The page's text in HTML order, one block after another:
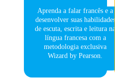
Aprenda a falar francês e a
desenvolver suas habilidades
de escuta, escrita e leitura na
língua francesa com a
metodologia exclusiva
Wizard by Pearson.